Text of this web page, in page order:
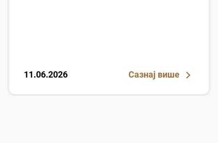
11.06.2026 Сазнај више